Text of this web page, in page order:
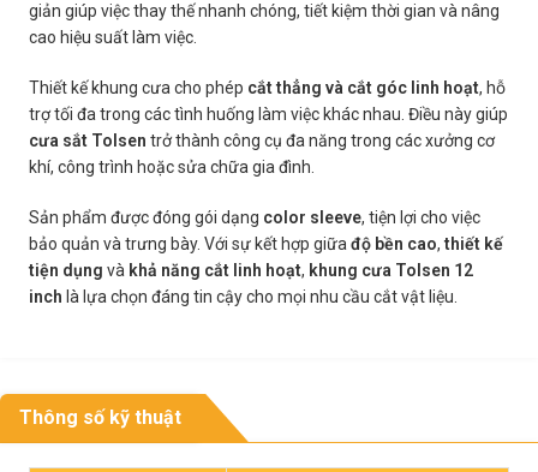
giản giúp việc thay thế nhanh chóng, tiết kiệm thời gian và nâng
cao hiệu suất làm việc.
Thiết kế khung cưa cho phép cắt thẳng và cắt góc linh hoạt, hỗ
trợ tối đa trong các tình huống làm việc khác nhau. Điều này giúp
cưa sắt Tolsen trở thành công cụ đa năng trong các xưởng cơ
khí, công trình hoặc sửa chữa gia đình.
Sản phẩm được đóng gói dạng color sleeve, tiện lợi cho việc
bảo quản và trưng bày. Với sự kết hợp giữa độ bền cao,thiết kế
tiện dụng và khả năng cắt linh hoạt, khung cưa Tolsen 12
inch là lựa chọn đáng tin cậy cho mọi nhu cầu cắt vật liệu.
Thông số kỹ thuật